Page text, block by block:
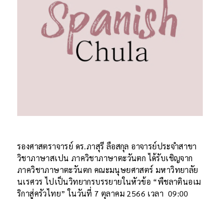
รองศาสตราจารย์ ดร.ภาสุรี ลือสกุล อาจารย์ประจำสาขา
วิชาภาษาสเปน ภาควิชาภาษาตะวันตก ได้รับเชิญจาก
ภาควิชาภาษาตะวันตก คณะมนุษยศาสตร์ มหาวิทยาลัย
นเรศวร ไปเป็นวิทยากรบรรยายในหัวข้อ “พืชลาตินอเม
ริกาสู่ครัวไทย” ในวันที่ 7 ตุลาคม 2566 เวลา 09:00